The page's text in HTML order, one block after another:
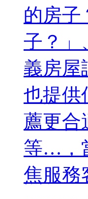
的房子
子？」
義房屋
也提供
薦更合
等…，
焦服務